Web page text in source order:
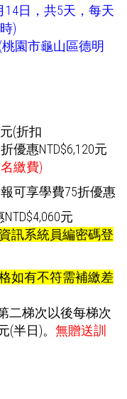
14日，共5天，每天
)
園市龜山區德明
(折扣
優惠NTD$6,120元
繳費)
可享學費75折優惠
元
訊系統員編密碼登
如有不符需補繳差
二梯次以後每梯次
(半日)。 無贈送訓